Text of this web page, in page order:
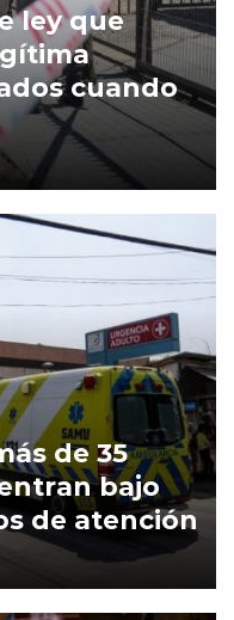
ley que
cuando
de 35
bajo
de atención